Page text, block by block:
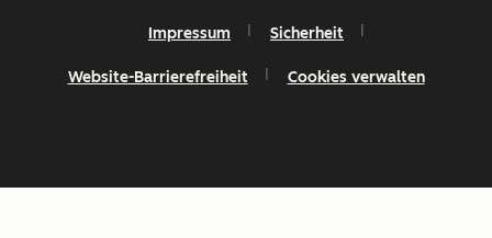
Impressum Sicherheit
Website-Barrierefreiheit Cookies verwalten